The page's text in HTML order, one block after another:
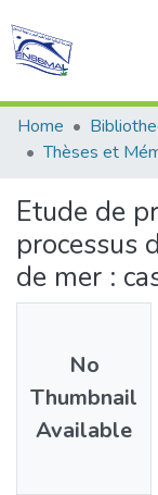
Home
Thèses et
Etude de
processus
de mer :
No
Thumbnail
Available